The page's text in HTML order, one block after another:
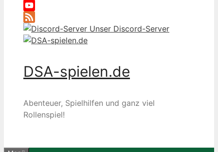
X
YouTube
Feed
Unser Discord-Server
DSA-spielen.de
Abenteuer, Spielhilfen und ganz viel
Rollenspiel!